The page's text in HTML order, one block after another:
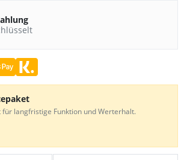
für langfristige Funktion und Werterhalt.